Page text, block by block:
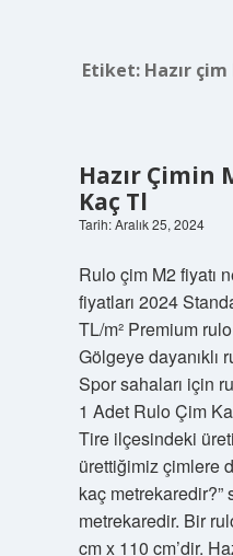
Etiket: Hazır
Hazır Çimin
Kaç Tl
Tarih: Aralık 25, 2024
Rulo çim M2 fiyatı
fiyatları 2024
TL/m² Premium
Gölgeye dayanıklı
Spor sahaları için
1 Adet Rulo Çim
Tire ilçesindeki
ürettiğimiz çimlere
kaç metrekaredir?”
metrekaredir. Bir
cm x 110 cm’dir.